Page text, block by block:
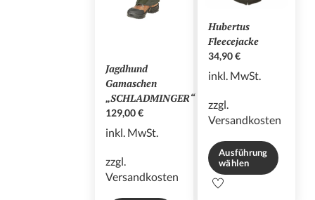
Jagdhund
Gamaschen
„SCHLADMINGER“
129,00€
inkl. MwSt.
zzgl.
Versandkosten
Hubertus
Fleecejacke
34,90€
inkl. MwSt.
zzgl.
Versandkosten
Ausführung
wählen
Dieses